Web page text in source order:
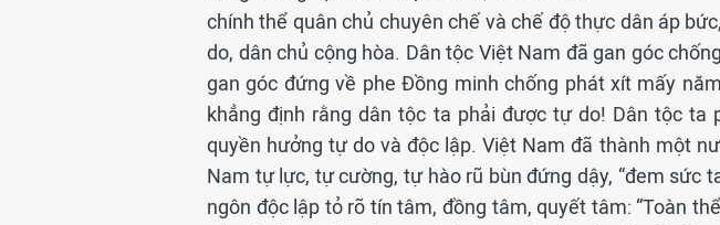
chính thể quân chủ chuyên chế và chế độ thực dân áp
do, dân chủ cộng hòa. Dân tộc Việt Nam đã gan góc
gan góc đứng về phe Đồng minh chống phát xít mấy
khẳng định rằng dân tộc ta phải được tự do! Dân tộc ta
quyền hưởng tự do và độc lập. Việt Nam đã thành một
Nam tự lực, tự cường, tự hào rũ bùn đứng dậy, “đem sức
ngôn độc lập tỏ rõ tín tâm, đồng tâm, quyết tâm: “Toàn